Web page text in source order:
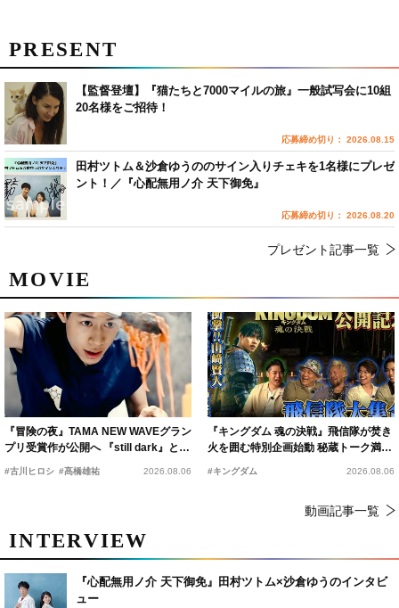
MOVIE
『冒険の夜』TAMA NEW WAVEグラン
プリ受賞作が公開へ 『still dark』と同
#古川ヒロシ #髙橋雄祐 2026.08.06
『キングダム 魂の決戦』飛信隊が焚き
火を囲む特別企画始動 秘蔵トーク満載
#キングダム 2026.08.06
動画記事一覧
INTERVIEW
『心配無用ノ介 天下御免』田村ツトム×沙倉ゆうのインタビ
ュー
PRESENT
【監督登壇】『猫たちと7000マイルの旅』一般試写会に10組
20名様をご招待！
応募締め切り： 2026.08.15
田村ツトム＆沙倉ゆうののサイン入りチェキを1名様にプレゼ
ント！／『心配無用ノ介 天下御免』
応募締め切り： 2026.08.20
プレゼント記事一覧